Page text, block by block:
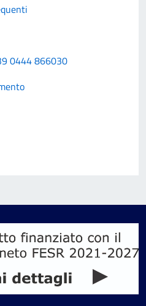
0444 866030